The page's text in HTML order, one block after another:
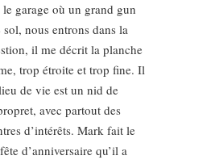
garage où un grand gun
nous entrons dans la
il me décrit la planche
trop étroite et trop fine. Il
de vie est un nid de
avec partout des
d’intérêts. Mark fait le
d’anniversaire qu’il a